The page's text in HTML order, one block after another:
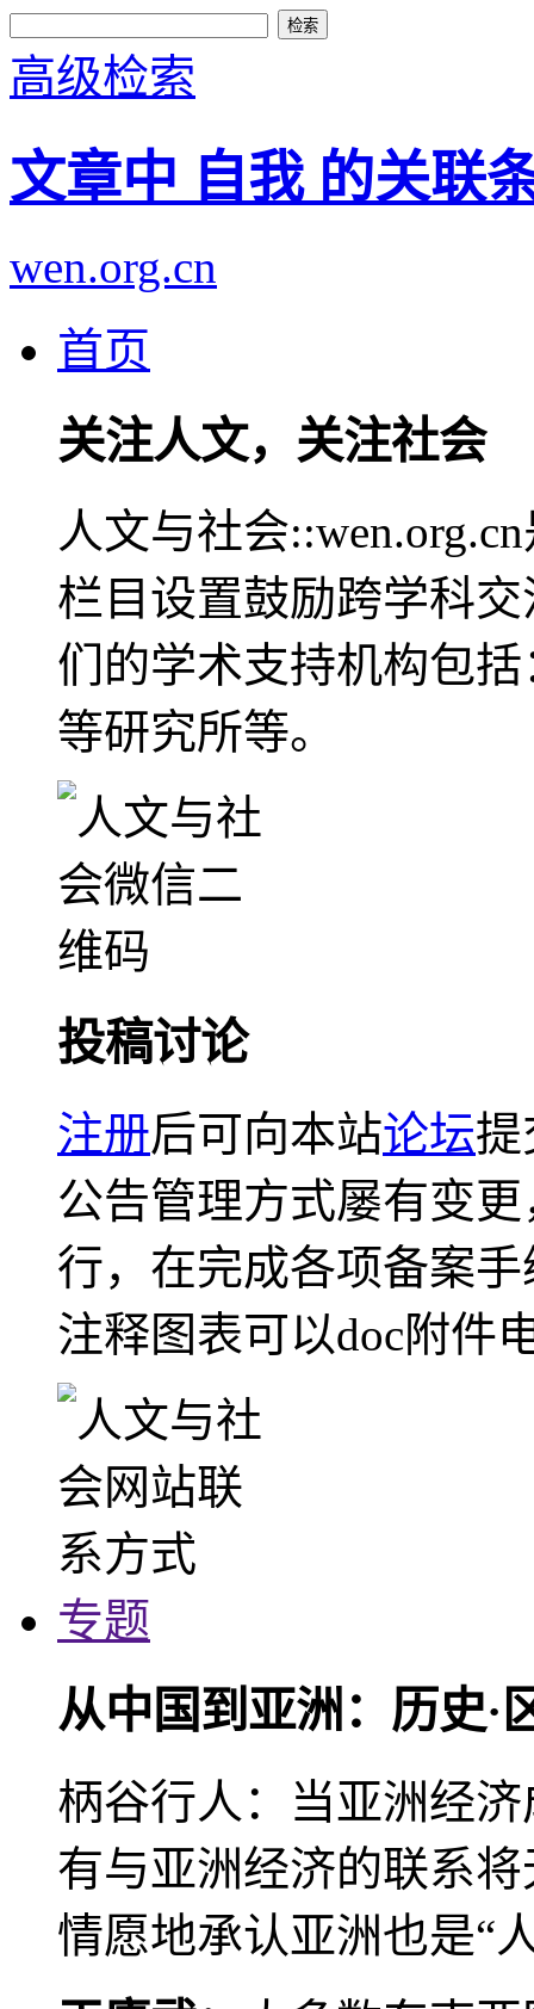
高级检索
文章中 自我 的关联
wen.org.cn
首页
关注人文，关注社会
人文与社会
栏目设置鼓励跨学科
们的学术支持机构包
等研究所等。
投稿讨论
注册后可向本站论坛提
公告管理方式屡有变
行，在完成各项备案
注释图表可以doc附件
专题
从中国到亚洲：历史·
柄谷行人：当亚洲经
有与亚洲经济的联系
情愿地承认亚洲也是“